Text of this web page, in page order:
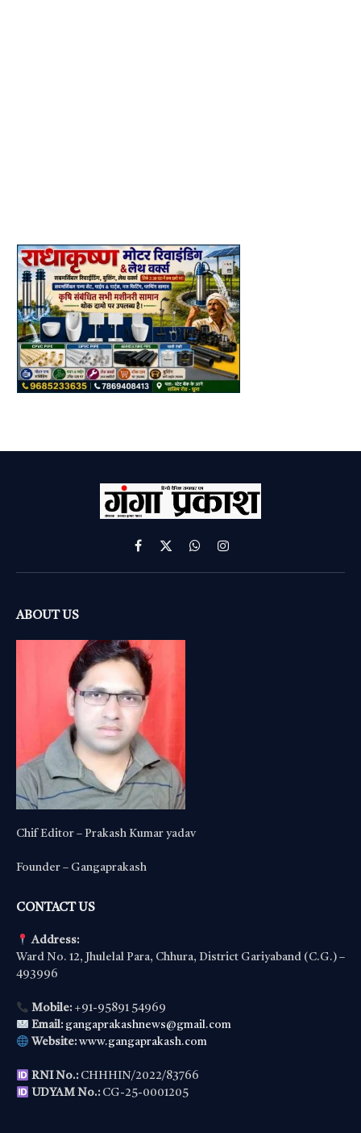
Facebook
X
(Twitter)
WhatsAppInstagram
ABOUT US
Chif Editor – Prakash Kumar yadav
Founder – Gangaprakash
CONTACT US
Address:
Ward No. 12, Jhulelal Para, Chhura, District Gariyaband (C.G.) –
493996
Mobile:+91-95891 54969
Email: gangaprakashnews@gmail.com
Website: www.gangaprakash.com
RNI No.:CHHHIN/2022/83766
UDYAM No.:CG-25-0001205